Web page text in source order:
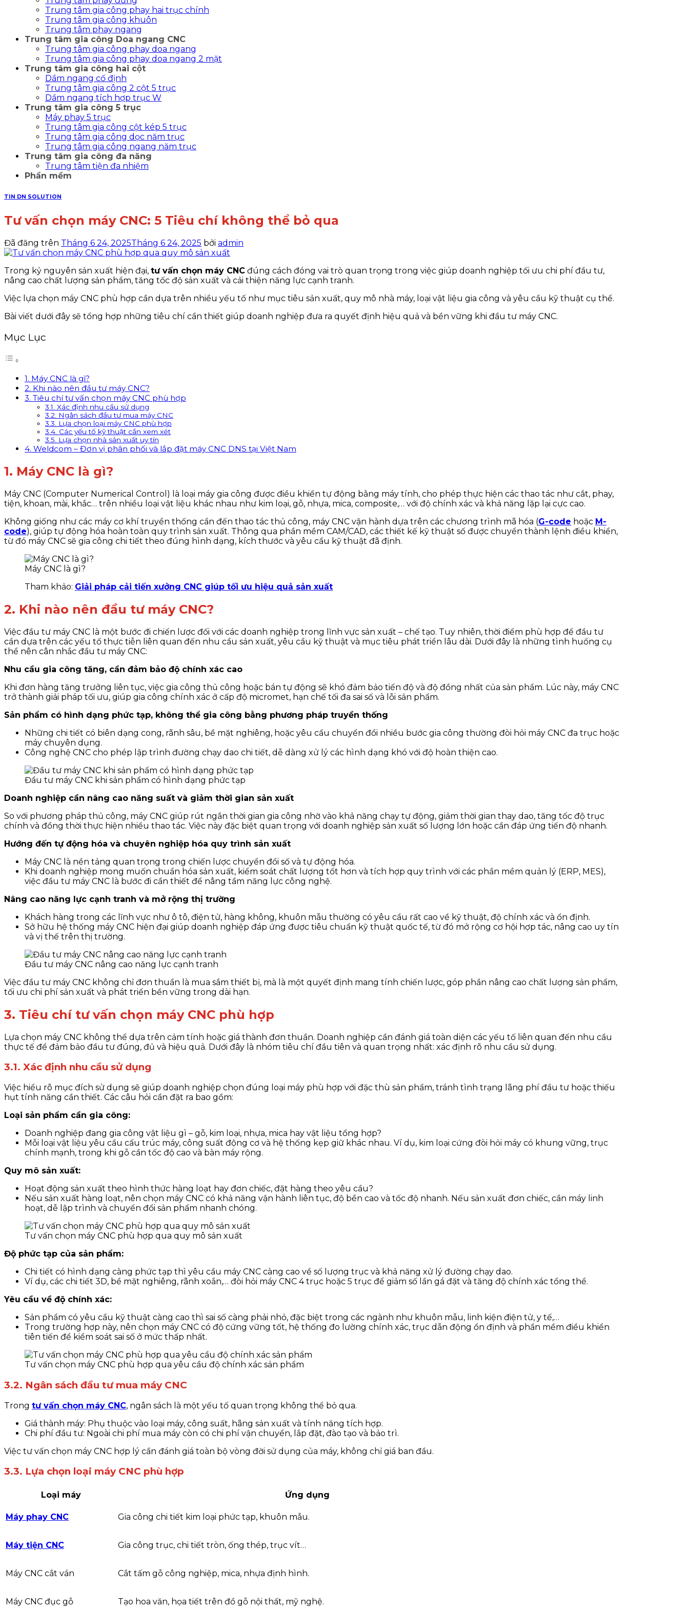
Trung tâm gia công phay hai trục chính
Trung tâm gia công khuôn
Trung tâm phay ngang
Trung tâm gia công Doa ngang CNC
Trung tâm gia công phay doa ngang
Trung tâm gia công phay doa ngang 2 mặt
Trung tâm gia công hai cột
Dầm ngang cố định
Trung tâm gia công 2 cột 5 trục
Dầm ngang tích hợp trục W
Trung tâm gia công 5 trục
Máy phay 5 trục
Trung tâm gia công cột kép 5 trục
Trung tâm gia công dọc năm trục
Trung tâm gia công ngang năm trục
Trung tâm gia công đa năng
Trung tâm tiện đa nhiệm
Phần mềm
TIN DN SOLUTION
Tư vấn chọn máy CNC: 5 Tiêu chí không thể bỏ qua
Đã đăng trên Tháng 6 24, 2025Tháng 6 24, 2025 bởi admin
Trong kỷ nguyên sản xuất hiện đại, tư vấn chọn máy CNC đúng cách đóng vai trò quan trọng trong việc giúp doanh nghiệp tối ưu chi phí đầu tư,
nâng cao chất lượng sản phẩm, tăng tốc độ sản xuất và cải thiện năng lực cạnh tranh.
Việc lựa chọn máy CNC phù hợp cần dựa trên nhiều yếu tố như mục tiêu sản xuất, quy mô nhà máy, loại vật liệu gia công và yêu cầu kỹ thuật cụ thể.
Bài viết dưới đây sẽ tổng hợp những tiêu chí cần thiết giúp doanh nghiệp đưa ra quyết định hiệu quả và bền vững khi đầu tư máy CNC.
Mục Lục
1. Máy CNC là gì?
2. Khi nào nên đầu tư máy CNC?
3. Tiêu chí tư vấn chọn máy CNC phù hợp
3.1. Xác định nhu cầu sử dụng
3.2. Ngân sách đầu tư mua máy CNC
3.3. Lựa chọn loại máy CNC phù hợp
3.4. Các yếu tố kỹ thuật cần xem xét
3.5. Lựa chọn nhà sản xuất uy tín
4. Weldcom – Đơn vị phân phối và lắp đặt máy CNC DNS tại Việt Nam
1. Máy CNC là gì?
Máy CNC (Computer Numerical Control) là loại máy gia công được điều khiển tự động bằng máy tính, cho phép thực hiện các thao tác như cắt, phay,
tiện, khoan, mài, khắc… trên nhiều loại vật liệu khác nhau như kim loại, gỗ, nhựa, mica, composite,… với độ chính xác và khả năng lặp lại cực cao.
Không giống như các máy cơ khí truyền thống cần đến thao tác thủ công, máy CNC vận hành dựa trên các chương trình mã hóa (G-code hoặc M-
code), giúp tự động hóa hoàn toàn quy trình sản xuất. Thông qua phần mềm CAM/CAD, các thiết kế kỹ thuật số được chuyển thành lệnh điều khiển,
từ đó máy CNC sẽ gia công chi tiết theo đúng hình dạng, kích thước và yêu cầu kỹ thuật đã định.
Máy CNC là gì?
Tham khảo: Giải pháp cải tiến xưởng CNC giúp tối ưu hiệu quả sản xuất
2. Khi nào nên đầu tư máy CNC?
Việc đầu tư máy CNC là một bước đi chiến lược đối với các doanh nghiệp trong lĩnh vực sản xuất – chế tạo. Tuy nhiên, thời điểm phù hợp để đầu tư
cần dựa trên các yếu tố thực tiễn liên quan đến nhu cầu sản xuất, yêu cầu kỹ thuật và mục tiêu phát triển lâu dài. Dưới đây là những tình huống cụ
thể nên cân nhắc đầu tư máy CNC:
Nhu cầu gia công tăng, cần đảm bảo độ chính xác cao
Khi đơn hàng tăng trưởng liên tục, việc gia công thủ công hoặc bán tự động sẽ khó đảm bảo tiến độ và độ đồng nhất của sản phẩm. Lúc này, máy CNC
trở thành giải pháp tối ưu, giúp gia công chính xác ở cấp độ micromet, hạn chế tối đa sai số và lỗi sản phẩm.
Sản phẩm có hình dạng phức tạp, không thể gia công bằng phương pháp truyền thống
Những chi tiết có biên dạng cong, rãnh sâu, bề mặt nghiêng, hoặc yêu cầu chuyển đổi nhiều bước gia công thường đòi hỏi máy CNC đa trục hoặc
máy chuyên dụng.
Công nghệ CNC cho phép lập trình đường chạy dao chi tiết, dễ dàng xử lý các hình dạng khó với độ hoàn thiện cao.
Đầu tư máy CNC khi sản phẩm có hình dạng phức tạp
Doanh nghiệp cần nâng cao năng suất và giảm thời gian sản xuất
So với phương pháp thủ công, máy CNC giúp rút ngắn thời gian gia công nhờ vào khả năng chạy tự động, giảm thời gian thay dao, tăng tốc độ trục
chính và đồng thời thực hiện nhiều thao tác. Việc này đặc biệt quan trọng với doanh nghiệp sản xuất số lượng lớn hoặc cần đáp ứng tiến độ nhanh.
Hướng đến tự động hóa và chuyên nghiệp hóa quy trình sản xuất
Máy CNC là nền tảng quan trọng trong chiến lược chuyển đổi số và tự động hóa.
Khi doanh nghiệp mong muốn chuẩn hóa sản xuất, kiểm soát chất lượng tốt hơn và tích hợp quy trình với các phần mềm quản lý (ERP, MES),
việc đầu tư máy CNC là bước đi cần thiết để nâng tầm năng lực công nghệ.
Nâng cao năng lực cạnh tranh và mở rộng thị trường
Khách hàng trong các lĩnh vực như ô tô, điện tử, hàng không, khuôn mẫu thường có yêu cầu rất cao về kỹ thuật, độ chính xác và ổn định.
Sở hữu hệ thống máy CNC hiện đại giúp doanh nghiệp đáp ứng được tiêu chuẩn kỹ thuật quốc tế, từ đó mở rộng cơ hội hợp tác, nâng cao uy tín
và vị thế trên thị trường.
Đầu tư máy CNC nâng cao năng lực cạnh tranh
Việc đầu tư máy CNC không chỉ đơn thuần là mua sắm thiết bị, mà là một quyết định mang tính chiến lược, góp phần nâng cao chất lượng sản phẩm,
tối ưu chi phí sản xuất và phát triển bền vững trong dài hạn.
3. Tiêu chí tư vấn chọn máy CNC phù hợp
Lựa chọn máy CNC không thể dựa trên cảm tính hoặc giá thành đơn thuần. Doanh nghiệp cần đánh giá toàn diện các yếu tố liên quan đến nhu cầu
thực tế để đảm bảo đầu tư đúng, đủ và hiệu quả. Dưới đây là nhóm tiêu chí đầu tiên và quan trọng nhất: xác định rõ nhu cầu sử dụng.
3.1. Xác định nhu cầu sử dụng
Việc hiểu rõ mục đích sử dụng sẽ giúp doanh nghiệp chọn đúng loại máy phù hợp với đặc thù sản phẩm, tránh tình trạng lãng phí đầu tư hoặc thiếu
hụt tính năng cần thiết. Các câu hỏi cần đặt ra bao gồm:
Loại sản phẩm cần gia công:
Doanh nghiệp đang gia công vật liệu gì – gỗ, kim loại, nhựa, mica hay vật liệu tổng hợp?
Mỗi loại vật liệu yêu cầu cấu trúc máy, công suất động cơ và hệ thống kẹp giữ khác nhau. Ví dụ, kim loại cứng đòi hỏi máy có khung vững, trục
chính mạnh, trong khi gỗ cần tốc độ cao và bàn máy rộng.
Quy mô sản xuất:
Hoạt động sản xuất theo hình thức hàng loạt hay đơn chiếc, đặt hàng theo yêu cầu?
Nếu sản xuất hàng loạt, nên chọn máy CNC có khả năng vận hành liên tục, độ bền cao và tốc độ nhanh. Nếu sản xuất đơn chiếc, cần máy linh
hoạt, dễ lập trình và chuyển đổi sản phẩm nhanh chóng.
Tư vấn chọn máy CNC phù hợp qua quy mô sản xuất
Độ phức tạp của sản phẩm:
Chi tiết có hình dạng càng phức tạp thì yêu cầu máy CNC càng cao về số lượng trục và khả năng xử lý đường chạy dao.
Ví dụ, các chi tiết 3D, bề mặt nghiêng, rãnh xoắn,… đòi hỏi máy CNC 4 trục hoặc 5 trục để giảm số lần gá đặt và tăng độ chính xác tổng thể.
Yêu cầu về độ chính xác:
Sản phẩm có yêu cầu kỹ thuật càng cao thì sai số càng phải nhỏ, đặc biệt trong các ngành như khuôn mẫu, linh kiện điện tử, y tế,…
Trong trường hợp này, nên chọn máy CNC có độ cứng vững tốt, hệ thống đo lường chính xác, trục dẫn động ổn định và phần mềm điều khiển
tiên tiến để kiểm soát sai số ở mức thấp nhất.
Tư vấn chọn máy CNC phù hợp qua yêu cầu độ chính xác sản phẩm
3.2. Ngân sách đầu tư mua máy CNC
Trong tư vấn chọn máy CNC, ngân sách là một yếu tố quan trọng không thể bỏ qua.
Giá thành máy: Phụ thuộc vào loại máy, công suất, hãng sản xuất và tính năng tích hợp.
Chi phí đầu tư: Ngoài chi phí mua máy còn có chi phí vận chuyển, lắp đặt, đào tạo và bảo trì.
Việc tư vấn chọn máy CNC hợp lý cần đánh giá toàn bộ vòng đời sử dụng của máy, không chỉ giá ban đầu.
3.3. Lựa chọn loại máy CNC phù hợp
Loại máy Ứng dụng
Máy phay CNC Gia công chi tiết kim loại phức tạp, khuôn mẫu.
Máy tiện CNC Gia công trục, chi tiết tròn, ống thép, trục vít…
Máy CNC cắt ván Cắt tấm gỗ công nghiệp, mica, nhựa định hình.
Máy CNC đục gỗ Tạo hoa văn, họa tiết trên đồ gỗ nội thất, mỹ nghệ.